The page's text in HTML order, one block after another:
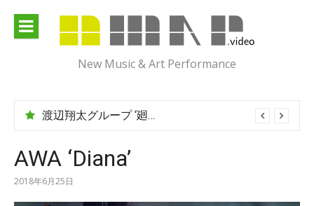
content
New Music & Art Performance
渡辺翔太グループ ‘廻る物語’
AWA ‘Diana’
2018年6月25日